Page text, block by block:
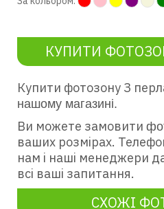
КУПИТИ
Купити фотозону З
нашому магазині.
Ви можете замовити
ваших розмірах.
нам і наші менеджери
всі ваші запитання.
СХОЖІ